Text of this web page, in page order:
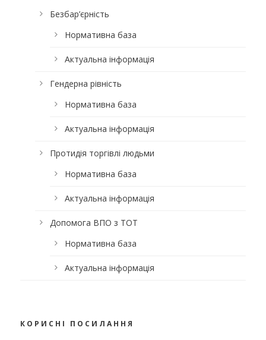
Безбар’єрність
Нормативна база
Актуальна інформація
Гендерна рівність
Нормативна база
Актуальна інформація
Протидія торгівлі людьми
Нормативна база
Актуальна інформація
Допомога ВПО з ТОТ
Нормативна база
Актуальна інформація
КОРИСНІ ПОСИЛАННЯ